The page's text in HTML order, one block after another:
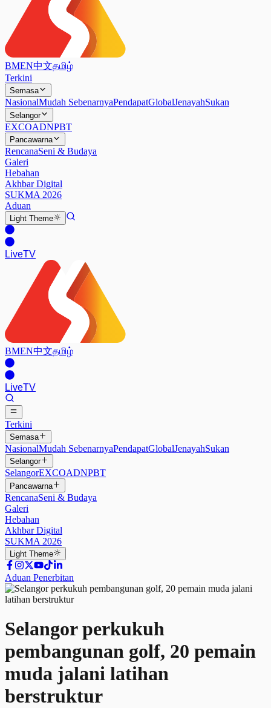
BMEN中文தமிழ்
Terkini
Semasa
NasionalMudah SebenarnyaPendapatGlobalJenayahSukan
Selangor
EXCOADNPBT
Pancawarna
RencanaSeni & Budaya
Galeri
Hebahan
Akhbar Digital
SUKMA 2026
Aduan
Light Theme
LiveTV
BMEN中文தமிழ்
LiveTV
Terkini
Semasa
NasionalMudah SebenarnyaPendapatGlobalJenayahSukan
Selangor
SelangorEXCOADNPBT
Pancawarna
RencanaSeni & Budaya
Galeri
Hebahan
Akhbar Digital
SUKMA 2026
Light Theme
Aduan Penerbitan
Selangor perkukuh
pembangunan golf, 20 pemain
muda jalani latihan
berstruktur